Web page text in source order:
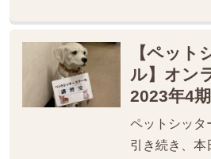
【ペット
ル】オン
2023年4
ペットシッタ
引き続き、本